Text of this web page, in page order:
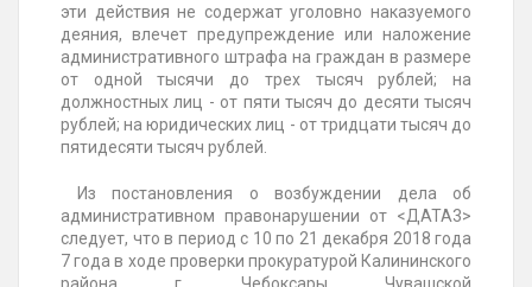
эти действия не содержат уголовно наказуемого
деяния, влечет предупреждение или наложение
административного штрафа на граждан в размере
от одной тысячи до трех тысяч рублей; на
должностных лиц - от пяти тысяч до десяти тысяч
рублей; на юридических лиц - от тридцати тысяч до
пятидесяти тысяч рублей.
Из постановления о возбуждении дела об
административном правонарушении от <ДАТА3>
следует, что в период с 10 по 21 декабря 2018 года
7года в ходе проверки прокуратурой Калининского